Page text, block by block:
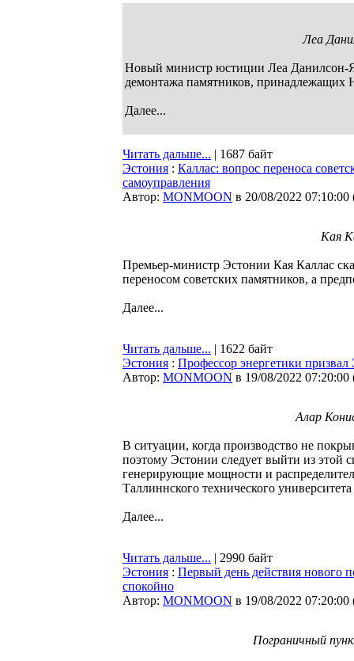
Леа
Новый министр юстиции Леа Данилсон-
демонтажа памятников, принадлежащих
Далее...
Читать дальше... | 1687 байт
Эстония : Каллас: вопрос переноса
самоуправления
Автор: MONMOON в 20/08/2022 07:10:00
Кая
Премьер-министр Эстонии Кая Каллас
переносом советских памятников, а
Далее...
Читать дальше... | 1622 байт
Эстония : Профессор энергетики
Автор: MONMOON в 19/08/2022 07:20:00
Алар
В ситуации, когда производство не
поэтому Эстонии следует выйти из этой
генерирующие мощности и
Таллиннского технического
Далее...
Читать дальше... | 2990 байт
Эстония : Первый день действия нового
спокойно
Автор: MONMOON в 19/08/2022 07:20:00
Пограничный